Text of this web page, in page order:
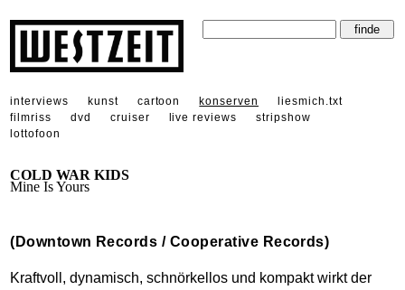
interviews kunst cartoon konserven
liesmich.txt
filmriss
dvd cruiser live reviews
stripshow
lottofoon
COLD WAR KIDS
Mine Is Yours
(Downtown Records / Cooperative Records)
Kraftvoll, dynamisch, schnörkellos und kompakt wirkt der